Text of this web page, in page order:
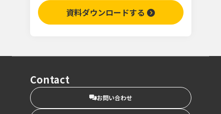
資料ダウンロードする
Contact
お問い合わせ